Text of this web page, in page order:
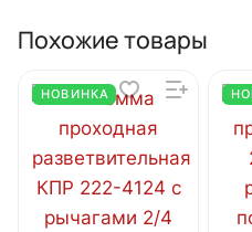
Похожие товары
НОВИНКА